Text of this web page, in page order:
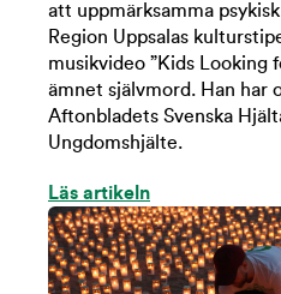
att uppmärksamma
Region Uppsalas
musikvideo ”Kids Looking
ämnet självmord. Han har
Aftonbladets Svenska
Ungdomshjälte.
Läs artikeln